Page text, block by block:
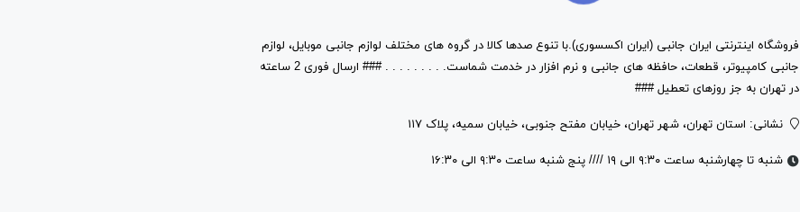
فروشگاه اینترنتی ایران جانبی (ایران اکسسوری).با تنوع صدها کالا در گروه های مختلف لوازم جانبی موبایل، لوازم
جانبی کامپیوتر، قطعات، حافظه های جانبی و نرم افزار در خدمت شماست. . . . . . . . . ### ارسال فوری 2 ساعته
در تهران به جز روزهای تعطیل ###
نشانی: استان تهران، شهر تهران، خیابان مفتح جنوبی، خیابان سمیه، پلاک ۱۱۷
شنبه تا چهارشنبه ساعت ۹:۳۰ الی ۱۹ //// پنج شنبه ساعت ۹:۳۰ الی ۱۶:۳۰